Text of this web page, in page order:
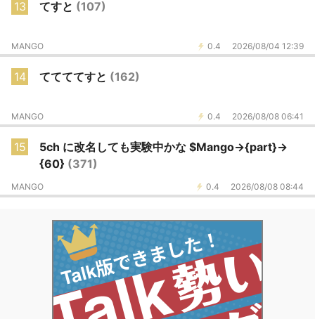
13 てすと (107)
0.4 2026/08/04 12:39
MANGO
14 ててててすと (162)
0.4 2026/08/08 06:41
MANGO
15
5ch に改名しても実験中かな $Mango->{part}->
{60} (371)
0.4 2026/08/08 08:44
MANGO